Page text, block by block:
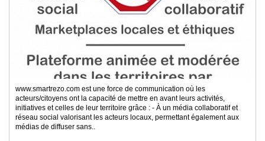
www.smartrezo.com est une force de communication où les
acteurs/citoyens ont la capacité de mettre en avant leurs activités,
initiatives et celles de leur territoire grâce : - À un média collaboratif et
réseau social valorisant les acteurs locaux, permettant également aux
médias de diffuser sans..